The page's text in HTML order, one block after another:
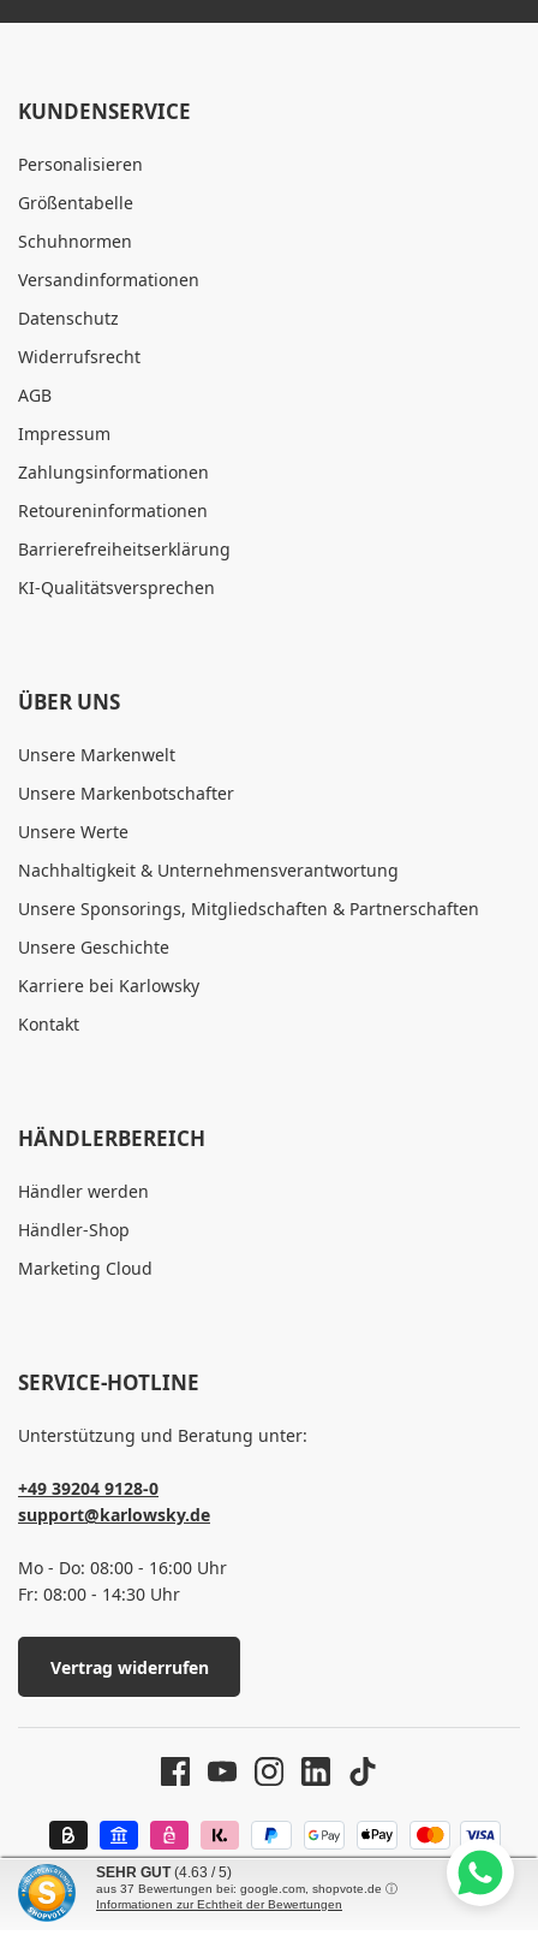
KUNDENSERVICE
Personalisieren
Größentabelle
Schuhnormen
Versandinformationen
Datenschutz
Widerrufsrecht
AGB
Impressum
Zahlungsinformationen
Retoureninformationen
Barrierefreiheitserklärung
KI-Qualitätsversprechen
ÜBER UNS
Unsere Markenwelt
Unsere Markenbotschafter
Unsere Werte
Nachhaltigkeit & Unternehmensverantwortung
Unsere Sponsorings, Mitgliedschaften & Partnerschaften
Unsere Geschichte
Karriere bei Karlowsky
Kontakt
HÄNDLERBEREICH
Händler werden
Händler-Shop
Marketing Cloud
SERVICE-HOTLINE
Unterstützung und Beratung unter:
+49 39204 9128-0
support@karlowsky.de
Mo - Do: 08:00 - 16:00 Uhr
Fr: 08:00 - 14:30 Uhr
Vertrag widerrufen
SEHR GUT (4.63 / 5)
aus 37 Bewertungen bei: google.com, shopvote.de ⓘ
Informationen zur Echtheit der Bewertungen